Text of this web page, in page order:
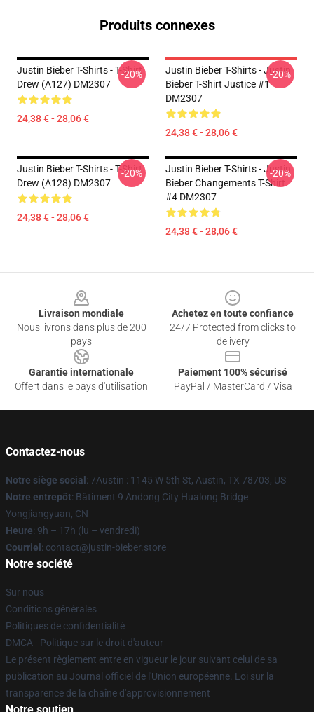
Produits connexes
Justin Bieber T-Shirts - T-Shirt
Drew (A127) DM2307
24,38 € - 28,06 €
-20%
Justin Bieber T-Shirts - Justin
Bieber T-Shirt Justice #1
DM2307
24,38 € - 28,06 €
-20%
Justin Bieber T-Shirts - T-Shirt
Drew (A128) DM2307
24,38 € - 28,06 €
-20%
Justin Bieber T-Shirts - Justin
Bieber Changements T-Shirt
#4 DM2307
24,38 € - 28,06 €
-20%
Livraison mondiale
Nous livrons dans plus de 200
pays
Achetez en toute confiance
24/7 Protected from clicks to
delivery
Garantie internationale
Offert dans le pays d'utilisation
Paiement 100% sécurisé
PayPal / MasterCard / Visa
Contactez-nous
Notre siège social : 7Austin : 1145 W 5th St, Austin, TX 78703, US
Notre entrepôt: Bâtiment 9 Andong City Hualong Bridge
Yongjiangyuan, CN
Heure: 9h – 17h (lu – vendredi)
Courriel : contact@justin-bieber.store
Notre société
Sur nous
Conditions générales
Politiques de confidentialité
DMCA - Politique sur le droit d'auteur
Le présent règlement entre en vigueur le jour suivant celui de sa
publication au Journal officiel de l'Union européenne. Loi sur la
transparence de la chaîne d'approvisionnement